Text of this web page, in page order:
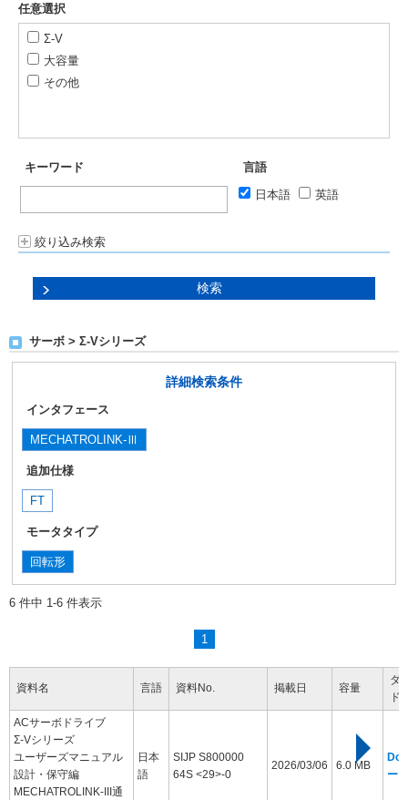
任意選択
Σ-V
大容量
その他
キーワード
言語
日本語
英語
絞り込み検索
サーボ > Σ-Vシリーズ
詳細検索条件
インタフェース
MECHATROLINK-Ⅲ
追加仕様
FT
モータタイプ
回転形
6 件中 1-6 件表示
1
資料名 言語 資料No. 掲載日 容量
ダ
ド
ACサーボドライブ
Σ-Vシリーズ
ユーザーズマニュアル
設計・保守編
MECHATROLINK-III通
日本
語
SIJP S800000
64S <29>-0
2026/03/06 6.0 MB
ージ